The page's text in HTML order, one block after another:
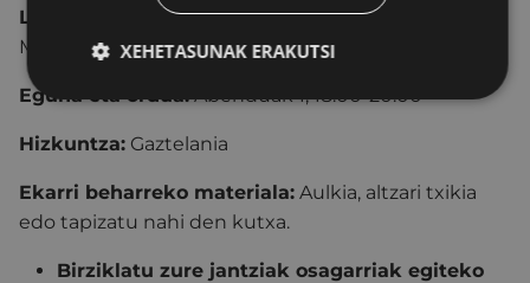
Lekua:
Bidebarrieta 44, Eibar (El Taller de
Manualidades)
Eguna eta ordua:Abenduak 1, 18:00-20:00
Hizkuntza: Gaztelania
Ekarri beharreko materiala: Aulkia, altzari txikia
edo tapizatu nahi den kutxa.
Birziklatu zure jantziak osagarriak egiteko
XEHETASUNAK ERAKUTSI